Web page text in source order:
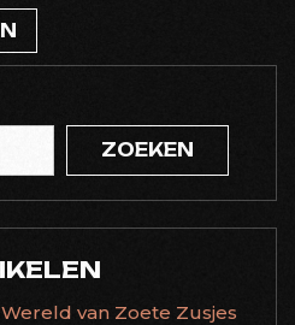
ZOEKEN
van Zoete Zusjes